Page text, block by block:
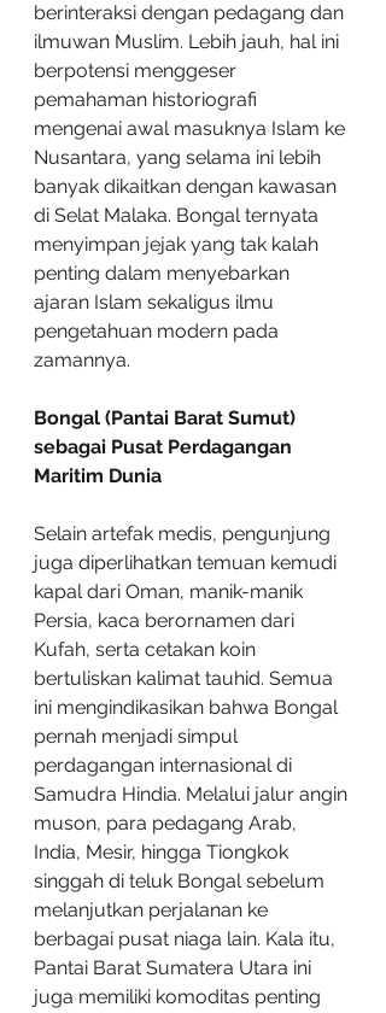
berinteraksi dengan pedagang dan
ilmuwan Muslim. Lebih jauh, hal ini
berpotensi menggeser
pemahaman historiografi
mengenai awal masuknya Islam ke
Nusantara, yang selama ini lebih
banyak dikaitkan dengan kawasan
di Selat Malaka. Bongal ternyata
menyimpan jejak yang tak kalah
penting dalam menyebarkan
ajaran Islam sekaligus ilmu
pengetahuan modern pada
zamannya.
Bongal (Pantai Barat Sumut)
sebagai Pusat Perdagangan
Maritim Dunia
Selain artefak medis, pengunjung
juga diperlihatkan temuan kemudi
kapal dari Oman, manik-manik
Persia, kaca berornamen dari
Kufah, serta cetakan koin
bertuliskan kalimat tauhid. Semua
ini mengindikasikan bahwa Bongal
pernah menjadi simpul
perdagangan internasional di
Samudra Hindia. Melalui jalur angin
muson, para pedagang Arab,
India, Mesir, hingga Tiongkok
singgah di teluk Bongal sebelum
melanjutkan perjalanan ke
berbagai pusat niaga lain. Kala itu,
Pantai Barat Sumatera Utara ini
juga memiliki komoditas penting